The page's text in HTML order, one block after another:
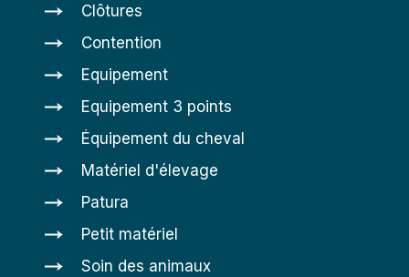
Clôtures
Contention
Equipement
Equipement 3 points
Équipement du cheval
Matériel d'élevage
Patura
Petit matériel
Soin des animaux